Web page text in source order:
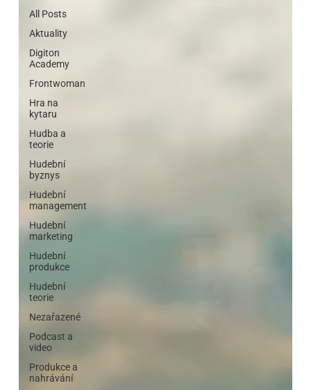
All Posts
Aktuality
Digiton
Academy
Frontwoman
Hra na
kytaru
Hudba a
teorie
Hudební
byznys
Hudební
management
Hudební
marketing
Hudební
produkce
Hudební
teorie
Nezařazené
Podcast a
video
Produkce a
nahrávání